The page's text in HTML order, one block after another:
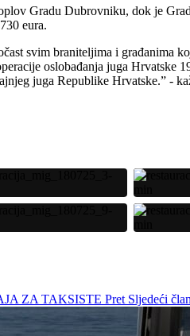
Gradu Dubrovniku, dok je
eura.
svim braniteljima i građanima
oslobađanja juga
juga Republike Hrvatske.” -
ZA TAKSISTE Pret Sljedeći